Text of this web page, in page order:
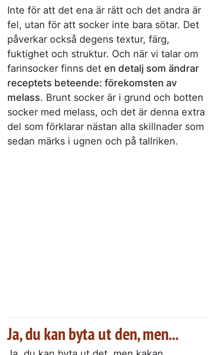
Inte för att det ena är rätt och det andra är
fel, utan för att socker inte bara sötar. Det
påverkar också degens textur, färg,
fuktighet och struktur. Och när vi talar om
farinsocker finns det en detalj som ändrar
receptets beteende: förekomsten av
melass. Brunt socker är i grund och botten
socker med melass, och det är denna extra
del som förklarar nästan alla skillnader som
sedan märks i ugnen och på tallriken.
Ja, du kan byta ut den, men...